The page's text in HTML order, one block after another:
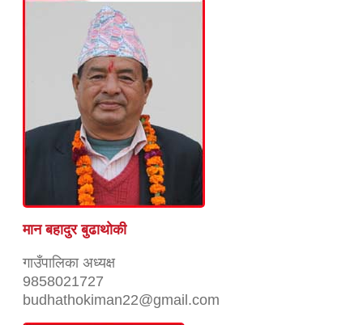
मान बहादुर बुढाथाेकी
गाउँपालिका अध्यक्ष
9858021727
budhathokiman22@gmail.com